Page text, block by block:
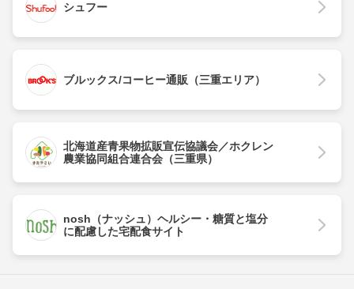
シュフー
ブルックス/コーヒー通販（三重エリア）
北海道産青果物拡販宣伝協議会／ホクレン
農業協同組合連合会（三重県）
nosh（ナッシュ）ヘルシー・糖質と塩分
に配慮した宅配食サイト